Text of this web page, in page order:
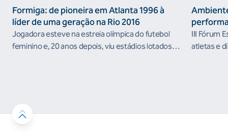
Formiga: de pioneira em Atlanta 1996 à
líder de uma geração na Rio 2016
Jogadora esteve na estreia olímpica do futebol
feminino e, 20 anos depois, viu estádios lotados
III Fórum
atletas e